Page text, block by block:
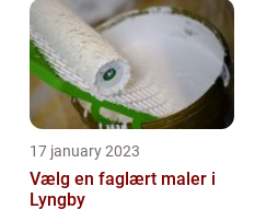
17 january 2023
Vælg en faglært maler i
Lyngby